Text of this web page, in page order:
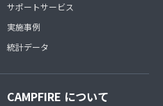
サポートサービス
実施事例
統計データ
CAMPFIRE について